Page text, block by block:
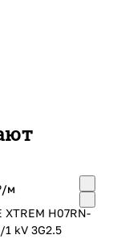
м
XTREM H07RN-
kV 3G2.5